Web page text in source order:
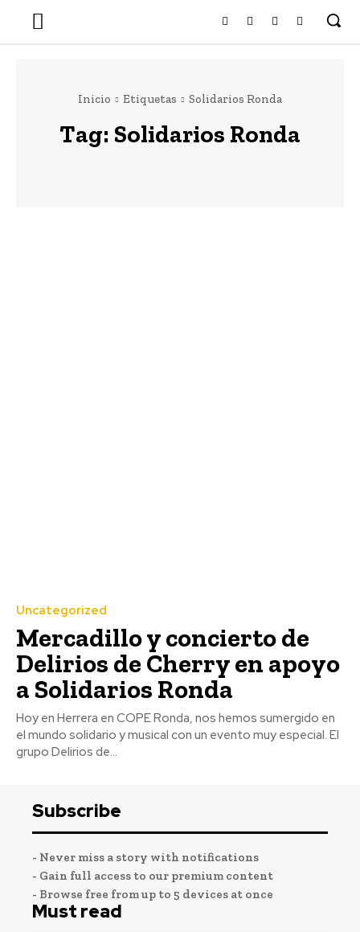
Inicio Etiquetas Solidarios Ronda
Tag: Solidarios Ronda
Uncategorized
Mercadillo y concierto de
Delirios de Cherry en apoyo
a Solidarios Ronda
Hoy en Herrera en COPE Ronda, nos hemos sumergido en
el mundo solidario y musical con un evento muy especial. El
grupo Delirios de...
Subscribe
- Never miss a story with notifications
- Gain full access to our premium content
- Browse free from up to 5 devices at once
Must read